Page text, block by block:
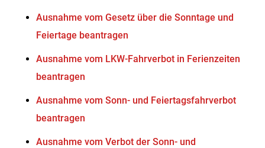
Ausnahme vom Gesetz über die Sonntage und
Feiertage beantragen
Ausnahme vom LKW-Fahrverbot in Ferienzeiten
beantragen
Ausnahme vom Sonn- und Feiertagsfahrverbot
beantragen
Ausnahme vom Verbot der Sonn- und